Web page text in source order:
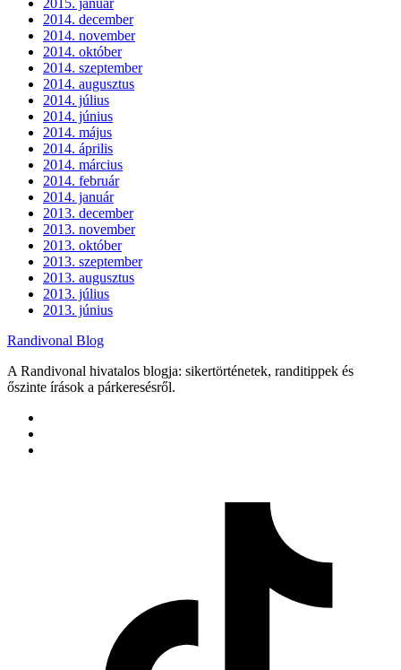
2015. január
2014. december
2014. november
2014. október
2014. szeptember
2014. augusztus
2014. július
2014. június
2014. május
2014. április
2014. március
2014. február
2014. január
2013. december
2013. november
2013. október
2013. szeptember
2013. augusztus
2013. július
2013. június
Randivonal Blog
A Randivonal hivatalos blogja: sikertörténetek, randitippek és
őszinte írások a párkeresésről.